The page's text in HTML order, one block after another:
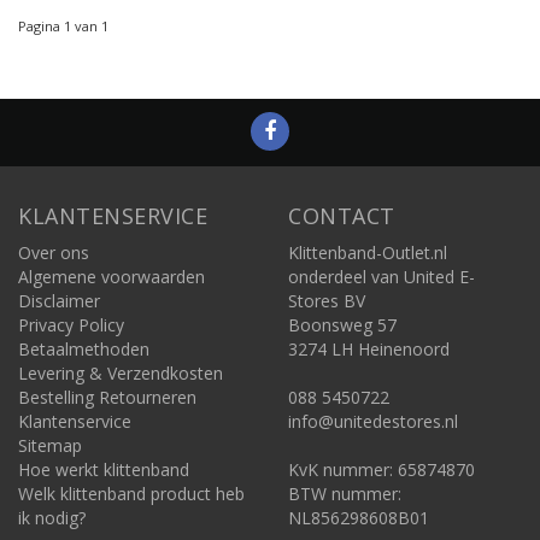
Pagina 1 van 1
KLANTENSERVICE
Over ons
Algemene voorwaarden
Disclaimer
Privacy Policy
Betaalmethoden
Levering & Verzendkosten
Bestelling Retourneren
Klantenservice
Sitemap
Hoe werkt klittenband
Welk klittenband product heb
ik nodig?
CONTACT
Klittenband-Outlet.nl
onderdeel van United E-
Stores BV
Boonsweg 57
3274 LH Heinenoord
088 5450722
info@unitedestores.nl
KvK nummer: 65874870
BTW nummer:
NL856298608B01